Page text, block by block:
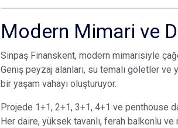
Modern Mimari ve
Sinpaş Finanskent, modern mimarisiyle
Geniş peyzaj alanları, su temalı göletler ve
bir yaşam vahayı oluşturuyor.
Projede 1+1, 2+1, 3+1, 4+1 ve penthouse
Her daire, yüksek tavanlı, ferah balkonlu ve